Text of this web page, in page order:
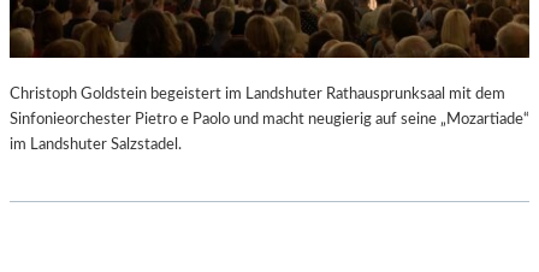
Christoph Goldstein begeistert im Landshuter Rathausprunksaal mit dem
Sinfonieorchester Pietro e Paolo und macht neugierig auf seine „Mozartiade“
im Landshuter Salzstadel.